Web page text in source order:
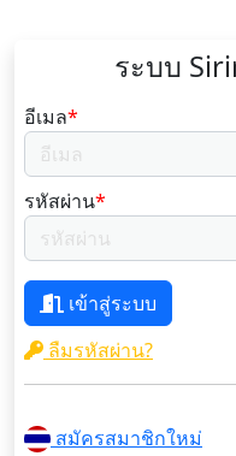
ระบบ
อีเมล*
รหัสผ่าน*
เข้าสู่ระบบ
ลืมรหัสผ่าน?
สมัครสมาชิกใหม่